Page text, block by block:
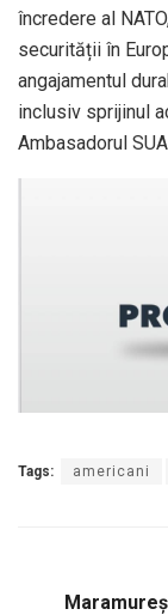
încredere al
securității în
angajamentul
inclusiv sprijinul
Ambasadorul
Tags: americani